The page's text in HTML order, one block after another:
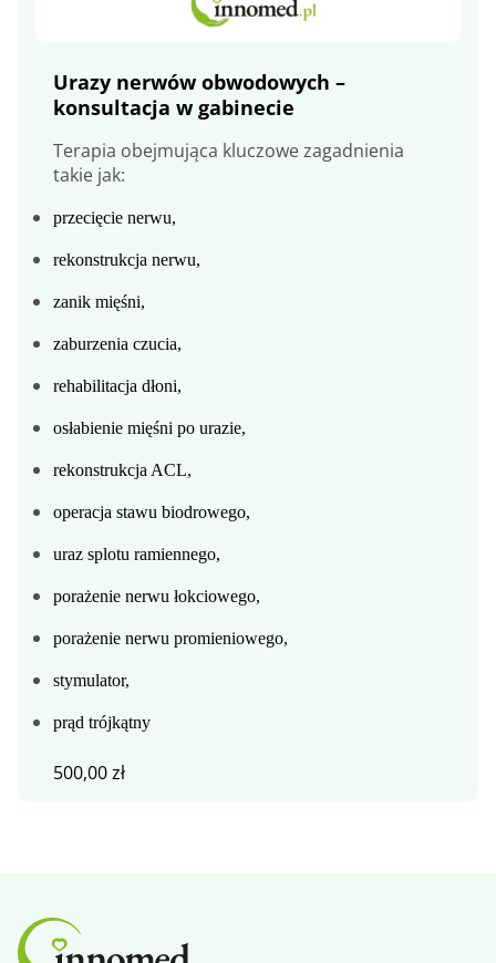
Urazy nerwów obwodowych –
konsultacja w gabinecie
Terapia obejmująca kluczowe zagadnienia
takie jak:
przecięcie nerwu,
rekonstrukcja nerwu,
zanik mięśni,
zaburzenia czucia,
rehabilitacja dłoni,
osłabienie mięśni po urazie,
rekonstrukcja ACL,
operacja stawu biodrowego,
uraz splotu ramiennego,
porażenie nerwu łokciowego,
porażenie nerwu promieniowego,
stymulator,
prąd trójkątny
500,00zł